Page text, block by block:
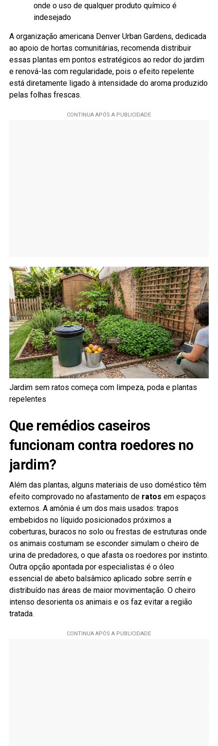
onde o uso de qualquer produto químico é
indesejado
A organização americana Denver Urban Gardens, dedicada
ao apoio de hortas comunitárias, recomenda distribuir
essas plantas em pontos estratégicos ao redor do jardim
e renová-las com regularidade, pois o efeito repelente
está diretamente ligado à intensidade do aroma produzido
pelas folhas frescas.
Jardim sem ratos começa com limpeza, poda e plantas
repelentes
Que remédios caseiros
funcionam contra roedores no
jardim?
Além das plantas, alguns materiais de uso doméstico têm
efeito comprovado no afastamento de ratos em espaços
externos. A amônia é um dos mais usados: trapos
embebidos no líquido posicionados próximos a
coberturas, buracos no solo ou frestas de estruturas onde
os animais costumam se esconder simulam o cheiro de
urina de predadores, o que afasta os roedores por instinto.
Outra opção apontada por especialistas é o óleo
essencial de abeto balsâmico aplicado sobre serrín e
distribuído nas áreas de maior movimentação. O cheiro
intenso desorienta os animais e os faz evitar a região
tratada.